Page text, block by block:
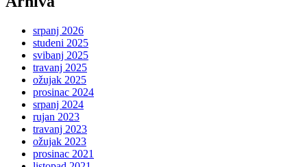
srpanj 2026
studeni 2025
svibanj 2025
travanj 2025
ožujak 2025
prosinac 2024
srpanj 2024
rujan 2023
travanj 2023
ožujak 2023
prosinac 2021